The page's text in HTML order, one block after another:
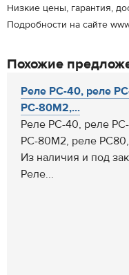
Низкие цены, гарантия,
Подробности на сайте
Похожие
Реле РС-40, реле
РС-80М2,...
Реле РС-40, реле
РС-80М2, реле
Из наличия и под
Реле...